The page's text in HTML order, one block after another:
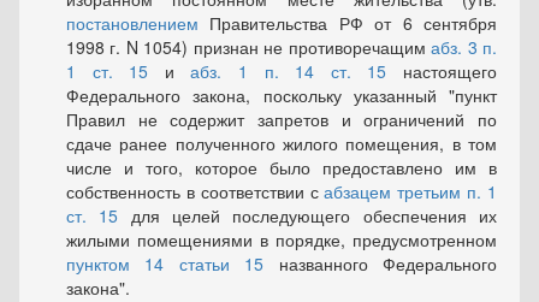
постановлением Правительства РФ от 6 сентября
1998 г. N 1054) признан не противоречащимабз. 3 п.
1 ст. 15 и абз. 1 п. 14 ст. 15 настоящего
Федерального закона, поскольку указанный "пункт
Правил не содержит запретов и ограничений по
сдаче ранее полученного жилого помещения, в том
числе и того, которое было предоставлено им в
собственность в соответствии сабзацем третьим п. 1
ст. 15 для целей последующего обеспечения их
жилыми помещениями в порядке, предусмотренном
пунктом 14 статьи 15 названного Федерального
закона".